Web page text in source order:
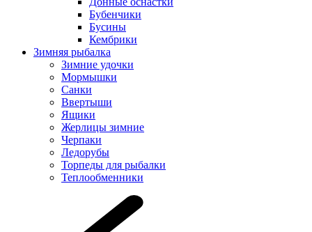
Бубенчики
Бусины
Кембрики
Зимняя рыбалка
Зимние удочки
Мормышки
Санки
Ввертыши
Ящики
Жерлицы зимние
Черпаки
Ледорубы
Торпеды для рыбалки
Теплообменники